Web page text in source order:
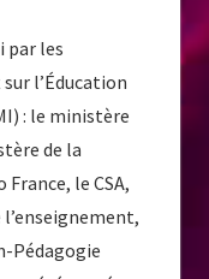
par les
l’Éducation
: le ministère
de la
le CSA,
l’enseignement,
Pédagogie